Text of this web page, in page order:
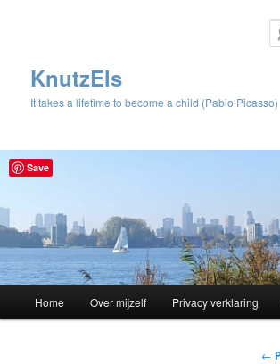
KnutzEls
It takes a lifetime to become a child (Pablo Picasso)
Skip
Home Over mijzelf Privacy verklaring
←
Save